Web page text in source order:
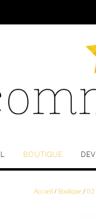
BOUTIQUE
Accueil / Boutique/02